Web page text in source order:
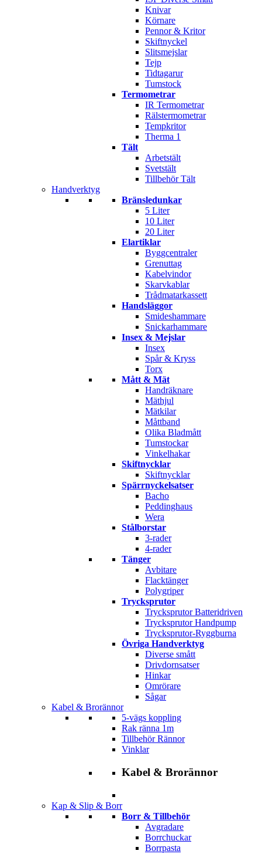
Knivar
Körnare
Pennor & Kritor
Skiftnyckel
Slitsmejslar
Tejp
Tidtagarur
Tumstock
Termometrar
IR Termometrar
Rälstermometrar
Tempkritor
Therma 1
Tält
Arbetstält
Svetstält
Tillbehör Tält
Handverktyg
Bränsledunkar
5 Liter
10 Liter
20 Liter
Elartiklar
Byggcentraler
Grenuttag
Kabelvindor
Skarvkablar
Trådmatarkassett
Handsläggor
Smideshammare
Snickarhammare
Insex & Mejslar
Insex
Spår & Kryss
Torx
Mått & Mät
Handräknare
Mäthjul
Mätkilar
Måttband
Olika Bladmått
Tumstockar
Vinkelhakar
Skiftnycklar
Skiftnycklar
Spärrnyckelsatser
Bacho
Peddinghaus
Wera
Stålborstar
3-rader
4-rader
Tänger
Avbitare
Flacktänger
Polygriper
Trycksprutor
Trycksprutor Batteridriven
Trycksprutor Handpump
Trycksprutor-Ryggburna
Övriga Handverktyg
Diverse smått
Drivdornsatser
Hinkar
Omrörare
Sågar
Kabel & Brorännor
5-vägs koppling
Rak ränna 1m
Tillbehör Rännor
Vinklar
Kabel & Brorännor
Kap & Slip & Borr
Borr & Tillbehör
Avgradare
Borrchuckar
Borrpasta